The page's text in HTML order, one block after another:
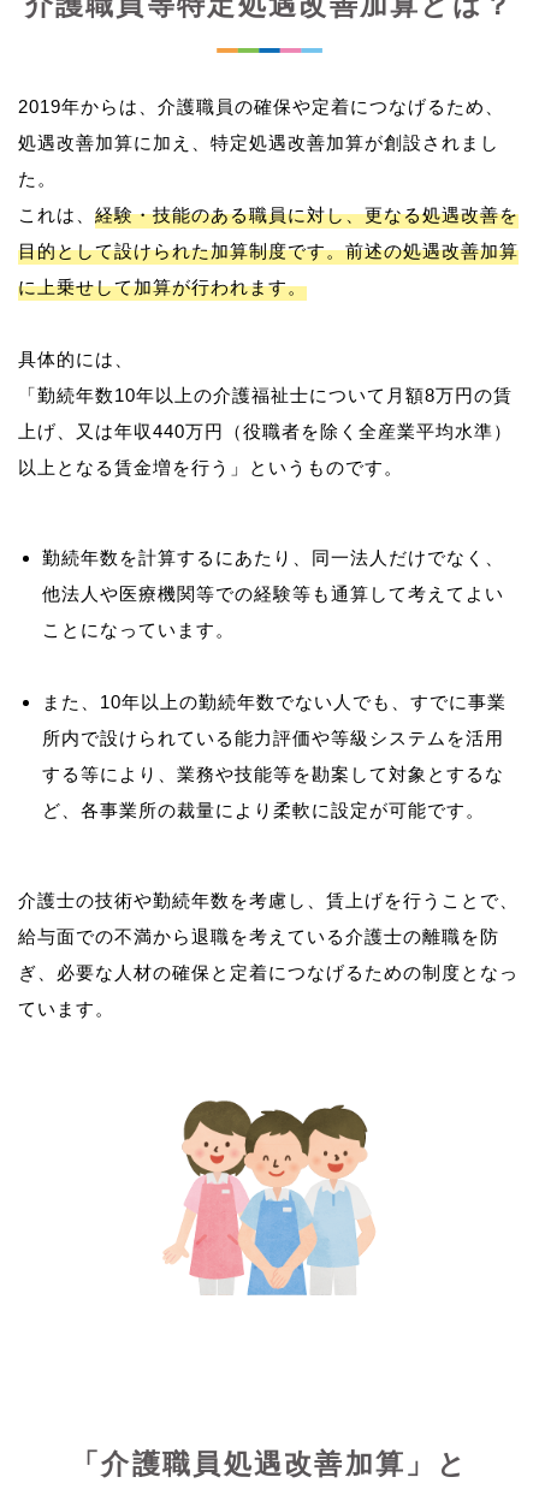
2019年からは、介護職員の確保や定着につなげるため、
処遇改善加算に加え、特定処遇改善加算が創設されまし
た。
これは、 経験・技能のある職員に対し、更なる処遇改善を
目的として設けられた加算制度です。前述の処遇改善加算
に上乗せして加算が行われます。
具体的には、
「勤続年数10年以上の介護福祉士について月額8万円の賃
上げ、又は年収440万円（役職者を除く全産業平均水準）
勤続年数を計算するにあたり、同一法人だけでなく、
他法人や医療機関等での経験等も通算して考えてよい
ことになっています。
また、10年以上の勤続年数でない人でも、すでに事業
所内で設けられている能力評価や等級システムを活用
する等により、業務や技能等を勘案して対象とするな
ど、各事業所の裁量により柔軟に設定が可能です。
介護士の技術や勤続年数を考慮し、賃上げを行うことで、
給与面での不満から退職を考えている介護士の離職を防
ぎ、必要な人材の確保と定着につなげるための制度となっ
ています。
「介護職員処遇改善加算」と